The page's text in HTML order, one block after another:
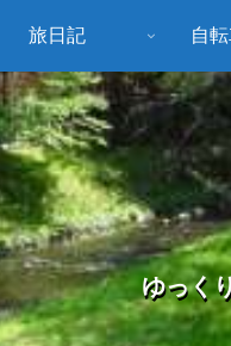
ゆっく
旅日記 自